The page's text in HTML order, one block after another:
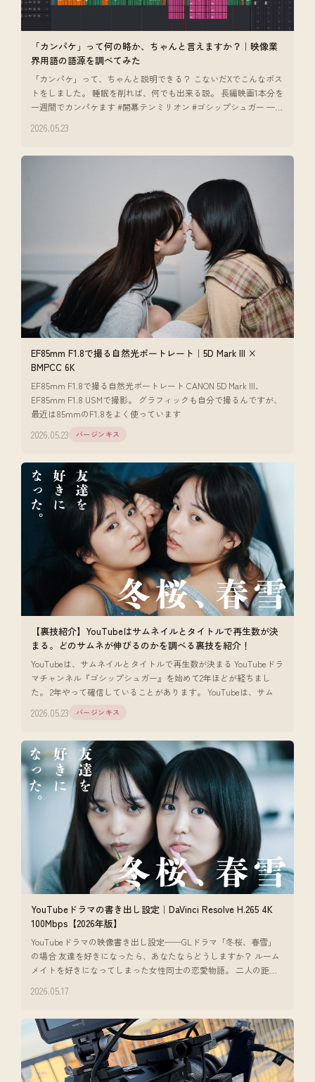
「カンパケ」って何の略か、ちゃんと言えますか？｜映像業
界用語の語源を調べてみた
「カンパケ」って、ちゃんと説明できる？ こないだXでこんなポス
トをしました。 睡眠を削れば、何でも出来る説。 長編映画1本分を
一週間でカンパケます #開幕テンミリオン #ゴシップシュガー —
2026.05.23
EF85mm F1.8で撮る自然光ポートレート｜5D Mark III ×
BMPCC 6K
EF85mm F1.8で撮る自然光ポートレート CANON 5D Mark III、
EF85mm F1.8 USMで撮影。 グラフィックも自分で撮るんですが、
最近は85mmのF1.8をよく使っています
2026.05.23 バージンキス
【裏技紹介】YouTubeはサムネイルとタイトルで再生数が決
まる。どのサムネが伸びるのかを調べる裏技を紹介！
YouTubeは、サムネイルとタイトルで再生数が決まる YouTubeドラ
マチャンネル『ゴシップシュガー』を始めて2年ほどが経ちまし
た。 2年やって確信していることがあります。 YouTubeは、サム
2026.05.23 バージンキス
YouTubeドラマの書き出し設定｜DaVinci Resolve H.265 4K
100Mbps【2026年版】
YouTubeドラマの映像書き出し設定──GLドラマ「冬桜、春雪」
の場合 友達を好きになったら、あなたならどうしますか？ ルーム
メイトを好きになってしまった女性同士の恋愛物語。 二人の距離
2026.05.17